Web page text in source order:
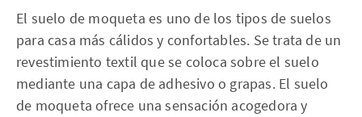
El suelo de moqueta es uno de los tipos de suelos
para casa más cálidos y confortables. Se trata de un
revestimiento textil que se coloca sobre el suelo
mediante una capa de adhesivo o grapas. El suelo
de moqueta ofrece una sensación acogedora y